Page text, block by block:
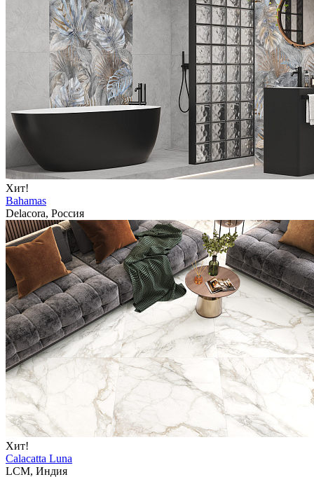
Хит!
Bahamas
Delacora, Россия
Хит!
Calacatta Luna
LCM, Индия